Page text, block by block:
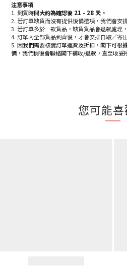
注意事項
1. 到貨時間大約為確認後 21 - 28 天 。
2. 若訂單缺貨而沒有提供後備選項，我們會安
3. 若訂單多於一款貨品，缺貨貨品會退款處理
4. 訂單內全部貨品到齊後，才會安排自取／寄
5. 因我們需要核實訂單運費及折扣，閣下可根
價，我們稍後會聯絡閣下補收/退款，直至收妥
您可能